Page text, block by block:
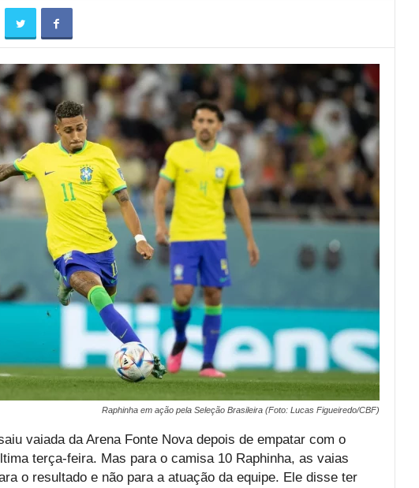
Raphinha em ação pela Seleção Brasileira (Foto: Lucas Figueiredo/CBF)
vaiada da Arena Fonte Nova depois de empatar com o
terça-feira. Mas para o camisa 10 Raphinha, as vaias
o resultado e não para a atuação da equipe. Ele disse ter